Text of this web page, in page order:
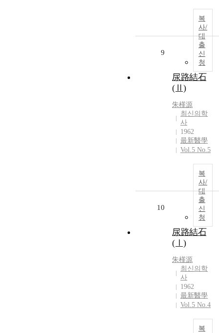
복
사/
대
출
신
청
9
尿路結石
(Ⅱ)
朱槿源
최신의학
사
1962
最新醫學
Vol.5 No.5
복
사/
대
출
신
청
10
尿路結石
(Ⅰ)
朱槿源
최신의학
사
1962
最新醫學
Vol.5 No.4
복